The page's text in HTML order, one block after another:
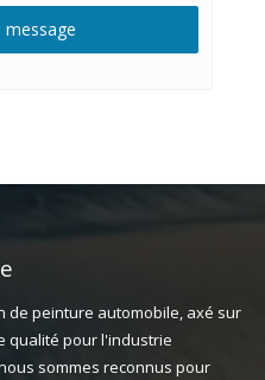
message
de peinture automobile, axé sur
qualité pour l'industrie
sommes reconnus pour